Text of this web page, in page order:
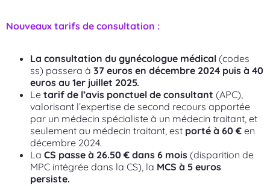
Nouveaux tarifs de consultation :
La consultation du gynécologue médical (codes
ss) passera à 37 euros en décembre 2024 puis à 40
euros au 1er juillet 2025.
Le tarif de l’avis ponctuel de consultant (APC),
valorisant l’expertise de second recours apportée
par un médecin spécialiste à un médecin traitant, et
seulement au médecin traitant, est porté à 60 € en
décembre 2024.
La CS passe à 26.50 € dans 6 mois (disparition de
MPC intégrée dans la CS), la MCS à 5 euros
persiste.